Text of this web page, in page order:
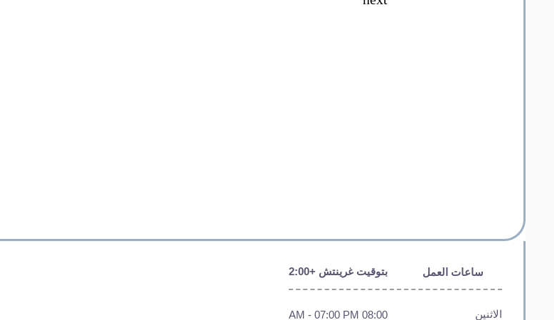
ساعات العمل بتوقيت غرينتش +2:00
الاثنين 08:00 AM
- 07:00 PM